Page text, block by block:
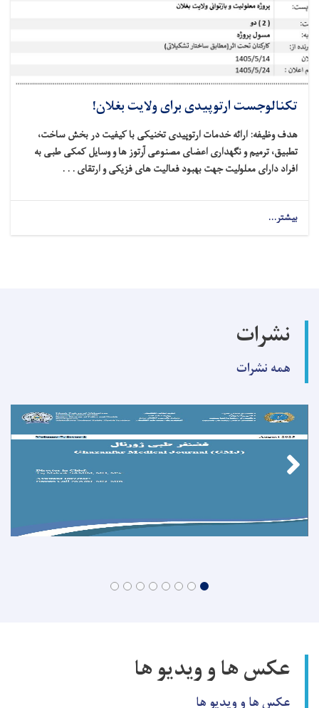
تکنالوجست ارتوپیدی برای ولایت بغلان!
هدف وظیفه: ارائه خدمات ارتوپیدی تخنیکی با کیفیت در بخش ساخت،
تطبیق، ترمیم و نگهداری اعضای مصنوعی آرتوز ها و وسایل کمکی طبی به
افراد دارای معلولیت جهت بهبود فعالیت‌ های فزیکی و ارتقای . . .
بیشتر...
تکنالوجست
نشرات
همه نشرات
عکس ها و ویدیو ها
عکس ها و ویدیو ها